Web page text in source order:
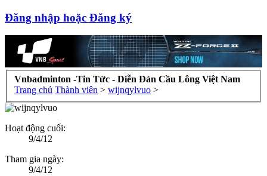
Đăng nhập hoặc Đăng ký
Vnbadminton -Tin Tức - Diễn Đàn Cầu Lông Việt Nam
Trang chủ Thành viên > wijnqylvuo >
Hoạt động cuối:
9/4/12
Tham gia ngày:
9/4/12